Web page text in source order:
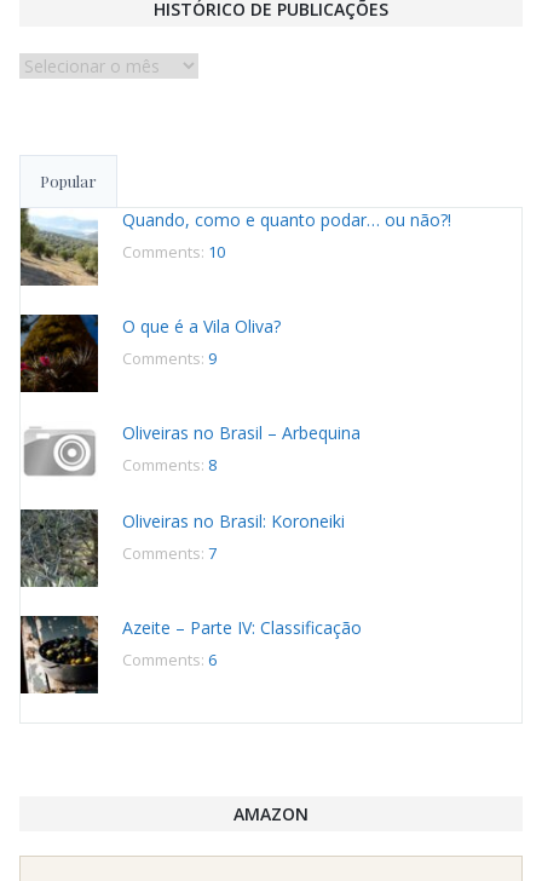
HISTÓRICO DE PUBLICAÇÕES
Histórico
Popular
Quando, como e quanto podar… ou não?!
Comments: 10
O que é a Vila Oliva?
Comments: 9
Oliveiras no Brasil – Arbequina
Comments: 8
Oliveiras no Brasil: Koroneiki
Comments: 7
Azeite – Parte IV: Classificação
Comments: 6
AMAZON